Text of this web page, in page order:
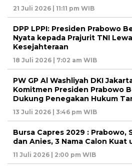
21 Juli 2026 | 11:11 pm WIB
DPP LPPI: Presiden Prabowo
Nyata kepada Prajurit TNI
Kesejahteraan
18 Juli 2026 | 7:02 am WIB
PW GP Al Washliyah DKI
Komitmen Presiden Prabowo
Dukung Penegakan Hukum
13 Juli 2026 | 3:46 pm WIB
Bursa Capres 2029 : Prabowo,
dan Anies, 3 Nama Calon Kuat
11 Juli 2026 | 2:00 pm WIB